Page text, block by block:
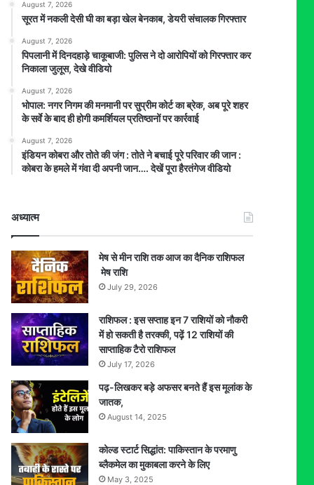
August 7, 2026
सूरत में नकली देसी घी का बड़ा खेल बेनकाब, डेयरी संचालक गिरफ्तार
August 7, 2026
पिपलानी में दिनदहाड़े चाकूबाजी: पुलिस ने दो आरोपियों को गिरफ्तार कर
निकाला जुलूस, देखे वीडियो
August 7, 2026
भोपाल: नगर निगम की मनमानी पर सुप्रीम कोर्ट का ब्रेक, अब पूरे शहर
के सर्वे के बाद ही होगी कमर्शियल प्रतिष्ठानों पर कार्रवाई
August 7, 2026
इंडियन कोबरा और तोते की जंग : तोते ने बचाई पूरे परिवार की जान :
कोबरा के हमले में गंवा दी अपनी जान…. देखें पूरा हैरतंगेज वीडियो
अध्यात्म
मेष से मीन राशि तक आज का दैनिक राशिफल
मेष राशि
July 29, 2026
राशिफल : इस सप्ताह इन 7 राशियों को नौकरी
में हो सकती है तरक्की, पढ़ें 12 राशियों की
साप्ताहिक टैरो राशिफल
July 17, 2026
पढ़-लिखकर बड़े अफसर बनते हैं इस मूलांक के
जातक,
August 14, 2025
कोल्ड स्टार्ट सिद्धांत: पाकिस्तान के परमाणु
ब्लैकमेल का मुकाबला करने के लिए
May 3, 2025